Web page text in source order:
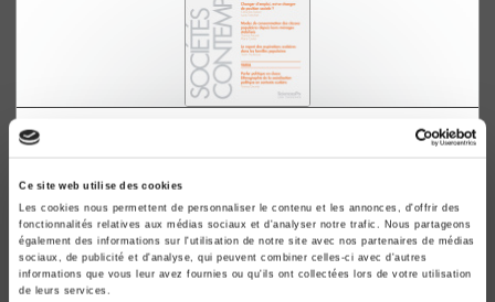
Ce site web utilise des cookies
Les cookies nous permettent de personnaliser le contenu et les annonces, d'offrir des
fonctionnalités relatives aux médias sociaux et d'analyser notre trafic. Nous partageons
également des informations sur l'utilisation de notre site avec nos partenaires de médias
sociaux, de publicité et d'analyse, qui peuvent combiner celles-ci avec d'autres
informations que vous leur avez fournies ou qu'ils ont collectées lors de votre utilisation
de leurs services.
Sociétés contemporaines 114, 2019
morphologie et de styles de vie
Lise Bernard, Olivier Masclet